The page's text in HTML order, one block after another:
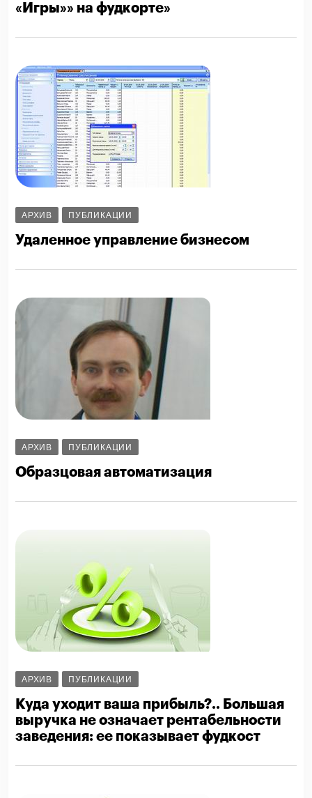
«Игры»» на фудкорте»
АРХИВ ПУБЛИКАЦИИ
Удаленное управление бизнесом
АРХИВ ПУБЛИКАЦИИ
Образцовая автоматизация
АРХИВ ПУБЛИКАЦИИ
Куда уходит ваша прибыль?.. Большая
выручка не означает рентабельности
заведения: ее показывает фудкост